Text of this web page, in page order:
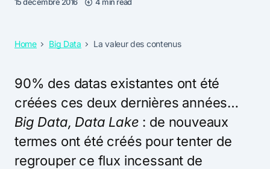
Home Big Data La valeur des contenus
90% des datas existantes ont été
créées ces deux dernières années…
Big Data, Data Lake : de nouveaux
termes ont été créés pour tenter de
regrouper ce flux incessant de